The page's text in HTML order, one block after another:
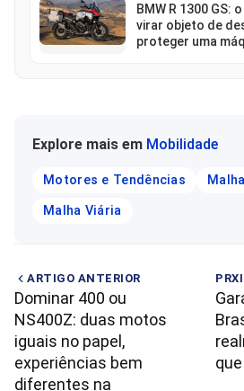
BMW R 1300 GS:
virar objeto de
proteger uma
Explore mais em Mobilidade
Motores e Tendências
Malha Viária
ARTIGO ANTERIOR
Dominar 400 ou
NS400Z: duas motos
iguais no papel,
experiências bem
diferentes na